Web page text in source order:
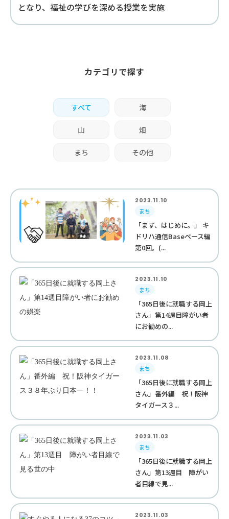
となり、福祉の学びを深める授業を実施
カテゴリで探す
すべて 海
山 畑
まち その他
2023.11.10
まち
「まず、はじめに。」 キ
ドリハ通信Baseベース編
第0回。(...
2023.11.10
まち
「365日後に就職する岡上
さん」第14週目障がい者
にお勧めの...
2023.11.08
まち
「365日後に就職する岡上
さん」番外編 祝！阪神
タイガース３...
2023.11.03
まち
「365日後に就職する岡上
さん」第13週目 障がい
者目線で見...
2023.11.03